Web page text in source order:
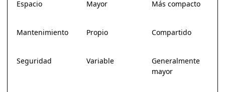
Espacio Mayor Más compacto
Mantenimiento Propio Compartido
Seguridad Variable
Generalmente
mayor